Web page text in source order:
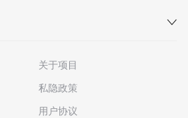
关于项目
私隐政策
用户协议